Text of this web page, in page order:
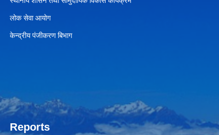
लोक सेवा आयोग
केन्द्रीय पंजीकरण बिभाग
Reports